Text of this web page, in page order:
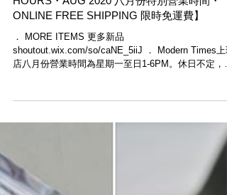
HOURS・AUG 2020 八月份特別營業時間・
ONLINE FREE SHIPPING 限時免運費】